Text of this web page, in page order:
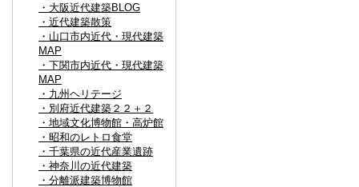
・大阪近代建築BLOG
・近代建築散策
・山口市内近代・現代建築
MAP
・下関市内近代・現代建築
MAP
・九州ヘリテージ
・別府近代建築２２＋２
・地域文化博物館・高炉館
・昭和のレトロ食堂
・千葉県の近代産業遺跡
・神奈川の近代建築
・分離派建築博物館